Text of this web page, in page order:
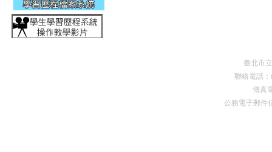
臺北市
聯絡電話
傳真
公務電子郵件